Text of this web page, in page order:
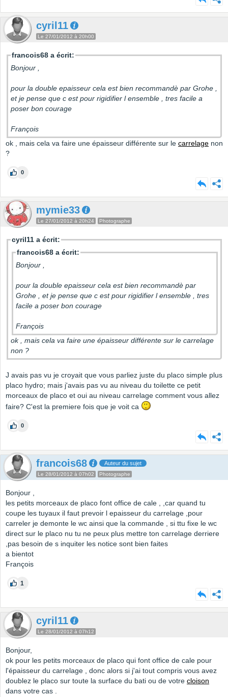
cyril11
Le 27/01/2012 à 20h00
francois68 a écrit:
Bonjour ,
pour la double epaisseur cela est bien recommandè par Grohe ,
et je pense que c est pour rigidifier l ensemble , tres facile a
poser bon courage
François
ok , mais cela va faire une épaisseur différente sur le carrelage non
?
0
mymie33
Le 27/01/2012 à 20h24 Photographe
cyril11 a écrit:
francois68 a écrit:
Bonjour ,
pour la double epaisseur cela est bien recommandè par
Grohe , et je pense que c est pour rigidifier l ensemble , tres
facile a poser bon courage
François
ok , mais cela va faire une épaisseur différente sur le carrelage
non ?
J avais pas vu je croyait que vous parliez juste du placo simple plus
placo hydro; mais j'avais pas vu au niveau du toilette ce petit
morceaux de placo et oui au niveau carrelage comment vous allez
faire? C'est la premiere fois que je voit ca
0
francois68 Auteur du sujet
Le 28/01/2012 à 07h02 Photographe
Bonjour ,
les petits morceaux de placo font office de cale , ,car quand tu
coupe les tuyaux il faut prevoir l epaisseur du carrelage ,pour
carreler je demonte le wc ainsi que la commande , si ttu fixe le wc
direct sur le placo nu tu ne peux plus mettre ton carrelage derriere
,pas besoin de s inquiter les notice sont bien faites
a bientot
François
1
cyril11
Le 28/01/2012 à 07h12
Bonjour,
ok pour les petits morceaux de placo qui font office de cale pour
l'épaisseur du carrelage , donc alors si j'ai tout compris vous avez
doublez le placo sur toute la surface du bati ou de votre cloison
dans votre cas .